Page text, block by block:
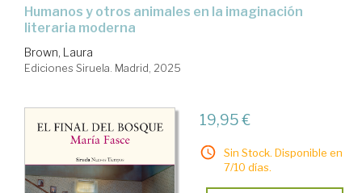
Humanos y otros animales en la imaginación
literaria moderna
Brown, Laura
Ediciones Siruela. Madrid, 2025
19,95 €
Sin Stock. Disponible en
7/10 días.